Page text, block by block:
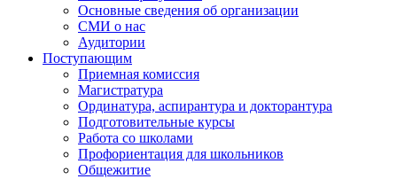
Основные сведения об организации
СМИ о нас
Аудитории
Поступающим
Приемная комиссия
Магистратура
Ординатура, аспирантура и докторантура
Подготовительные курсы
Работа со школами
Профориентация для школьников
Общежитие